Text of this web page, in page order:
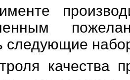
следующие
качества